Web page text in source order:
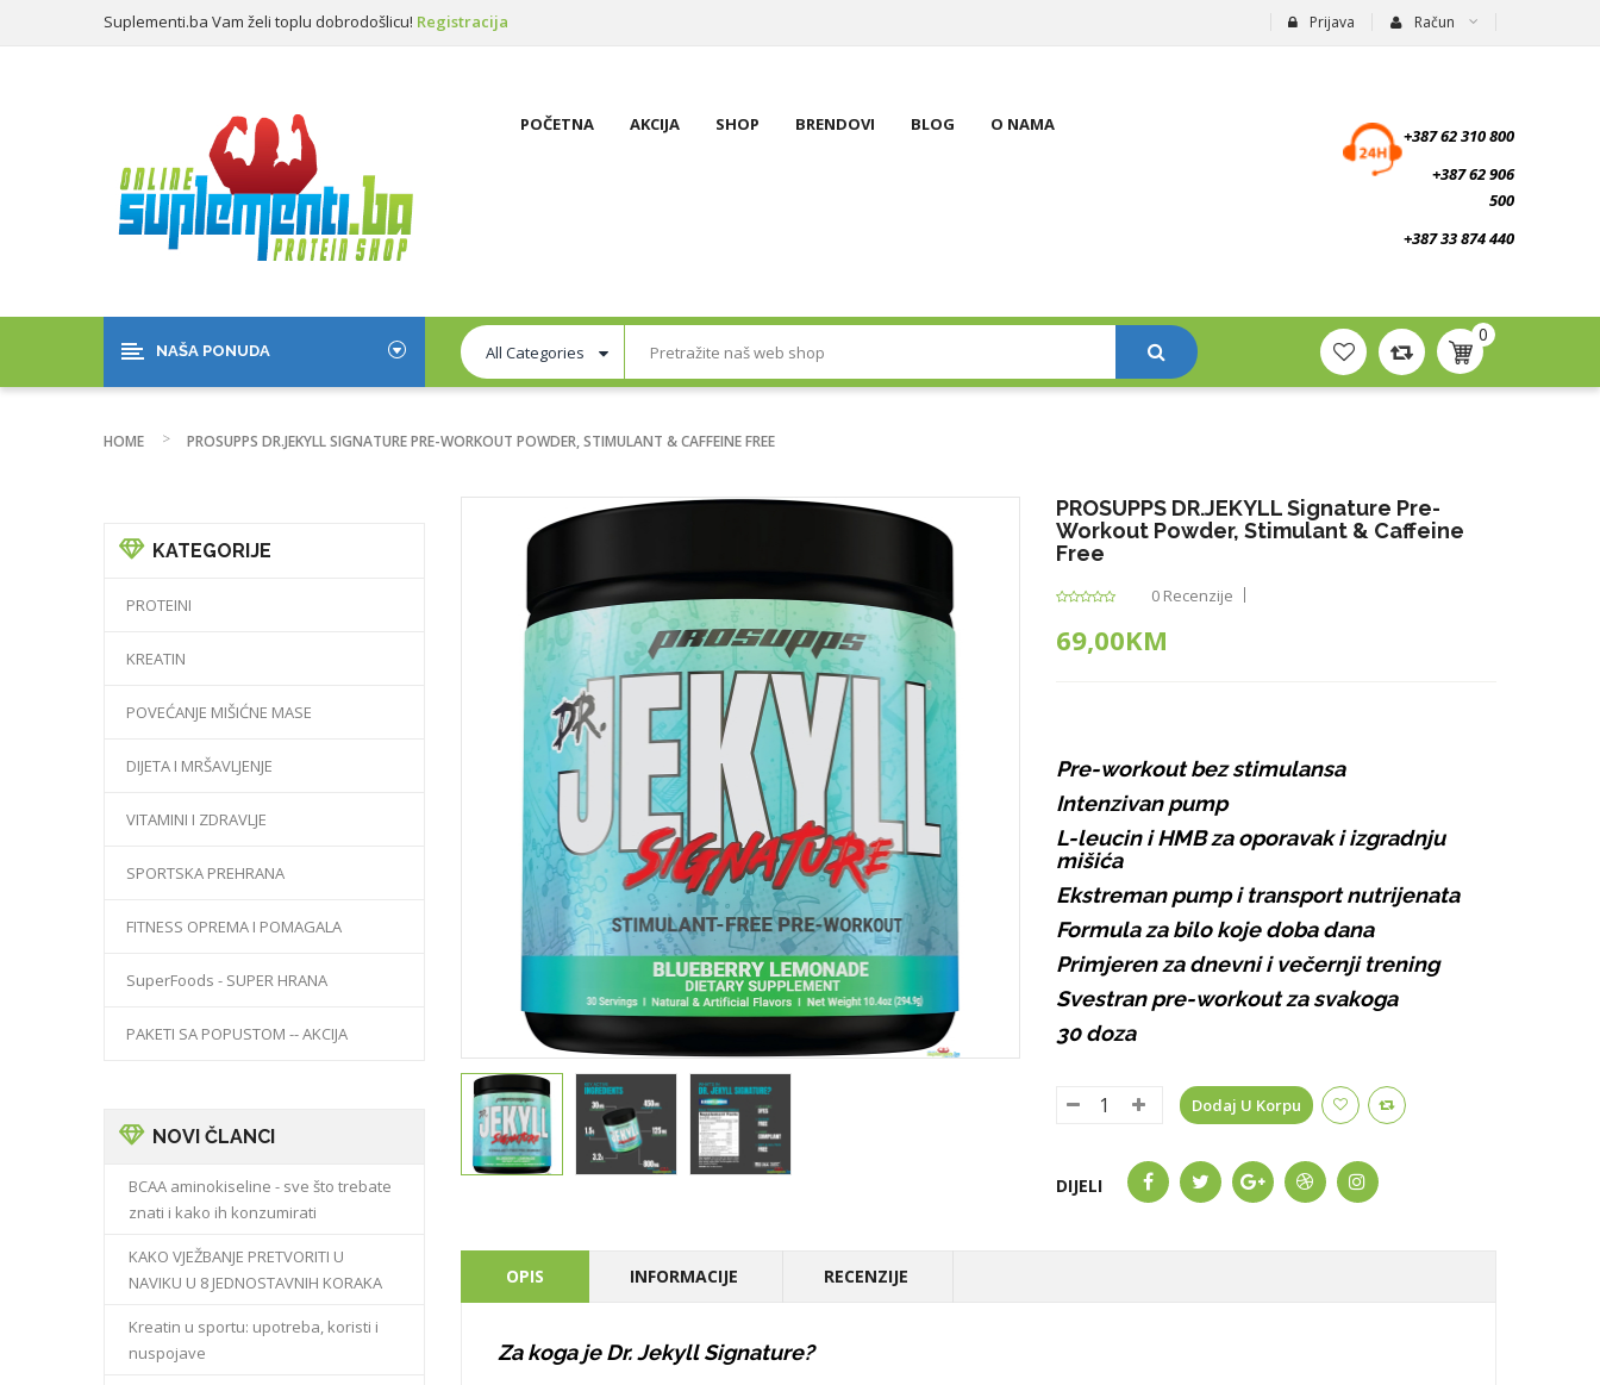
Suplementi.ba Vam želi toplu dobrodošlicu! Registracija
Prijava Račun
POČETNA AKCIJA SHOP BRENDOVI BLOG O NAMA
+387 62 310 800
+387 62 906
500
+387 33 874 440
NAŠA PONUDA
0
HOME PROSUPPS DR.JEKYLL SIGNATURE PRE-WORKOUT POWDER, STIMULANT & CAFFEINE FREE
KATEGORIJE
PROTEINI
KREATIN
POVEĆANJE MIŠIĆNE MASE
DIJETA I MRŠAVLJENJE
VITAMINI I ZDRAVLJE
SPORTSKA PREHRANA
FITNESS OPREMA I POMAGALA
SuperFoods - SUPER HRANA
PAKETI SA POPUSTOM -- AKCIJA
NOVI ČLANCI
BCAA aminokiseline - sve što trebate
znati i kako ih konzumirati
KAKO VJEŽBANJE PRETVORITI U
NAVIKU U 8 JEDNOSTAVNIH KORAKA
Kreatin u sportu: upotreba, koristi i
nuspojave
PROSUPPS DR.JEKYLL Signature Pre-
Workout Powder, Stimulant & Caffeine
Free
0 Recenzije
69,00KM
Pre-workout bez stimulansa
Intenzivan pump
L-leucin i HMB za oporavak i izgradnju
mišića
Ekstreman pump i transport nutrijenata
Formula za bilo koje doba dana
Primjeren za dnevni i večernji trening
Svestran pre-workout za svakoga
30 doza
Dodaj U Korpu
DIJELI
OPIS INFORMACIJE RECENZIJE
Za koga je Dr. Jekyll Signature?